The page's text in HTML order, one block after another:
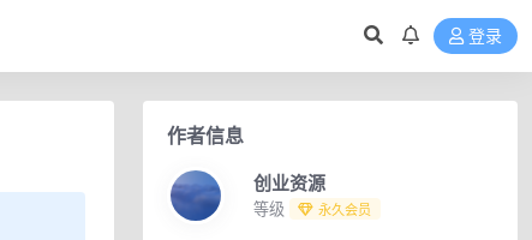
登录
作者信息
创业资源
等级 永久会员